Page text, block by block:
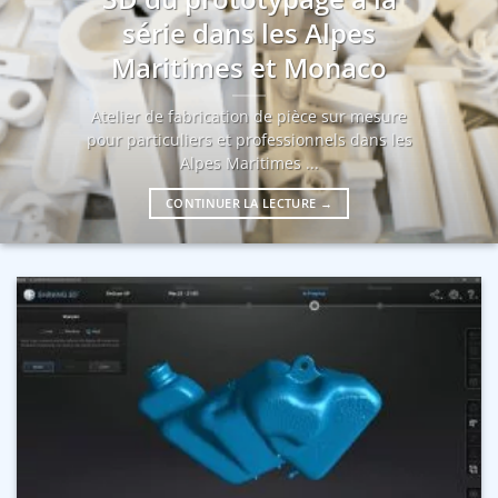
série dans les Alpes
Maritimes et Monaco
Atelier de fabrication de pièce sur mesure
pour particuliers et professionnels dans les
Alpes Maritimes ...
CONTINUER LA LECTURE →